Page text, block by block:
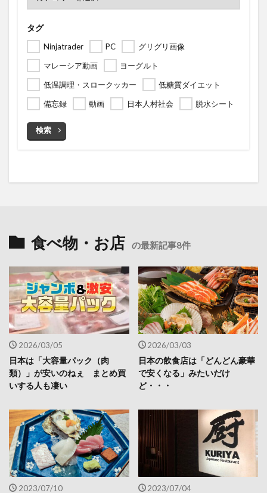
タグ
Ninjatrader PC
グリグリ画像
マレーシア動画
ヨーグルト
低温調理・スロークッカー
低糖質ダイエット
備忘録
動画 日本人村社会 脱水シート
検索
食べ物・お店 の最新記事8件
2026/03/05
日本は「大容量パック（肉
類）」が安いのねぇ まとめ買
いする人も凄い
2026/03/03
日本の飲食店は「どんどん豪華
で安くなる」みたいだけ
ど・・・
2023/07/10 2023/07/04